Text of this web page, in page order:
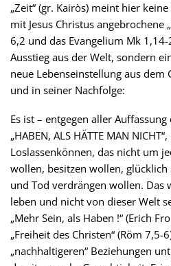
„Zeit“ (gr. Kairòs) meint hier
mit Jesus Christus angebrochene
6,2 und das Evangelium Mk
Ausstieg aus der Welt, sondern
neue Lebenseinstellung aus dem
und in seiner Nachfolge:
Es ist – entgegen aller
„HABEN, ALS HÄTTE MAN
Loslassenkönnen, das nicht um
wollen, besitzen wollen,
und Tod verdrängen wollen. Das
leben und nicht von dieser Welt
„Mehr Sein, als Haben !“ (Erich
„Freiheit des Christen“ (Röm 7,5-
„nachhaltigeren“ Beziehungen